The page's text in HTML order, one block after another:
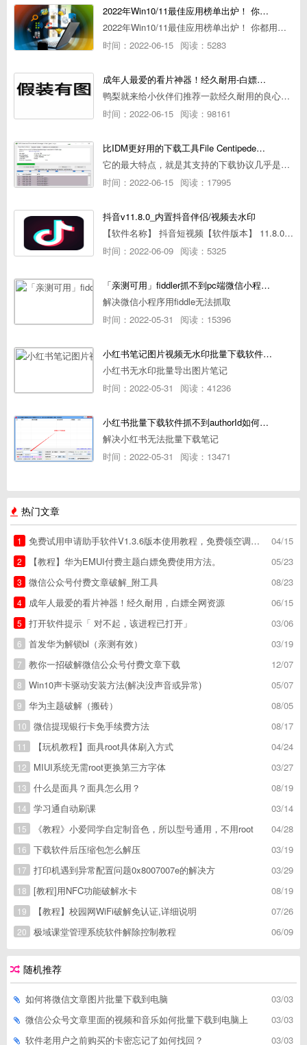
2022年Win10/11最佳应用榜单出炉！ 你都用过几个？
2022年Win10/11最佳应用榜单出炉！ 你都用过几个？
时间：2022-06-15 阅读：5283
成年人最爱的看片神器！经久耐用-白嫖全网资源
鸭梨就来给小伙伴们推荐一款经久耐用的良心播放器，资源齐全无广告，可以放心使用~
时间：2022-06-15 阅读：98161
比IDM更好用的下载工具File Centipede文件蜈蚣-秒杀迅雷-直接飞起！
它的最大特点，就是其支持的下载协议几乎是市面上最全面的，包括HTTP/FTP、BT种子、磁力链接，m3u8流任务（AES-128解密）。
时间：2022-06-15 阅读：17995
抖音v11.8.0_内置抖音伴侣/视频去水印
【软件名称】 抖音短视频【软件版本】 11.8.0【软件大小】 83.74M【是否Root】不需要【测试机型】PCML10 [oppo Reno Ace]【文字介绍】 抖音短视频app是一款很有意思娱
时间：2022-06-09 阅读：5325
「亲测可用」fiddler抓不到pc端微信小程序包解决方案
解决微信小程序用fiddle无法抓取
时间：2022-05-31
阅读：15396
小红书笔记图片视频无水印批量下载软件使用教程
小红书无水印批量导出图片笔记
时间：2022-05-31
阅读：41236
小红书批量下载软件抓不到authorId如何解决
解决小红书无法批量下载笔记
时间：2022-05-31
阅读：13471
热门文章
04/15
1
免费试用申请助手软件V1.3.6版本使用教程，免费领空调冰箱，附下载地址
05/23
2
【教程】华为EMUI付费主题白嫖免费使用方法。
08/23
3
微信公众号付费文章破解_附工具
06/15
4
成年人最爱的看片神器！经久耐用，白嫖全网资源
03/06
5
打开软件提示「 对不起，该进程已打开」
03/19
6
首发华为解锁bl（亲测有效）
12/07
7
教你一招破解微信公众号付费文章下载
05/07
8
Win10声卡驱动安装方法(解决没声音或异常)
08/05
9
华为主题破解（搬砖）
08/17
10
微信提现银行卡免手续费方法
04/24
11
【玩机教程】面具root具体刷入方式
03/27
12
MIUI系统无需root更换第三方字体
08/19
13
什么是面具？面具怎么用？
03/14
14
学习通自动刷课
04/28
15
《教程》小爱同学自定制音色，所以型号通用，不用root
03/19
16
下载软件后压缩包怎么解压
03/29
17
打印机遇到异常配置问题0x8007007e的解决方
08/19
18
[教程]用NFC功能破解水卡
07/26
19
【教程】校园网WiFi破解免认证,详细说明
06/09
20 极域课堂管理系统软件解除控制教程
随机推荐
03/03
如何将微信文章图片批量下载到电脑
03/03
微信公众号文章里面的视频和音乐如何批量下载到电脑上
03/03
软件老用户之前购买的卡密忘记了如何找回？